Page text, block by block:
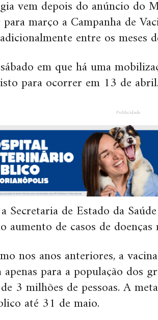
vem depois do anúncio do
março a Campanha de
entre os meses
em que há uma
para ocorrer em 13 de abril.
Publicidade
Secretaria de Estado da
aumento de casos de
nos anos anteriores, a
apenas para a população dos
3 milhões de pessoas. A
até 31 de maio.